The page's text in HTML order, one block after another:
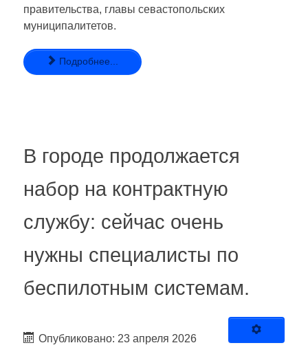
правительства, главы севастопольских
муниципалитетов.
Подробнее...
В городе продолжается
набор на контрактную
службу: сейчас очень
нужны специалисты по
беспилотным системам.
Опубликовано: 23 апреля 2026